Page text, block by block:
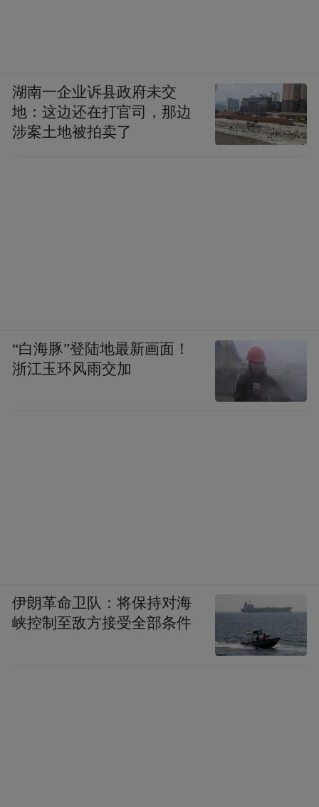
湖南一企业诉县政府未交
地：这边还在打官司，那边
涉案土地被拍卖了
“白海豚”登陆地最新画面！
浙江玉环风雨交加
伊朗革命卫队：将保持对海
峡控制至敌方接受全部条件